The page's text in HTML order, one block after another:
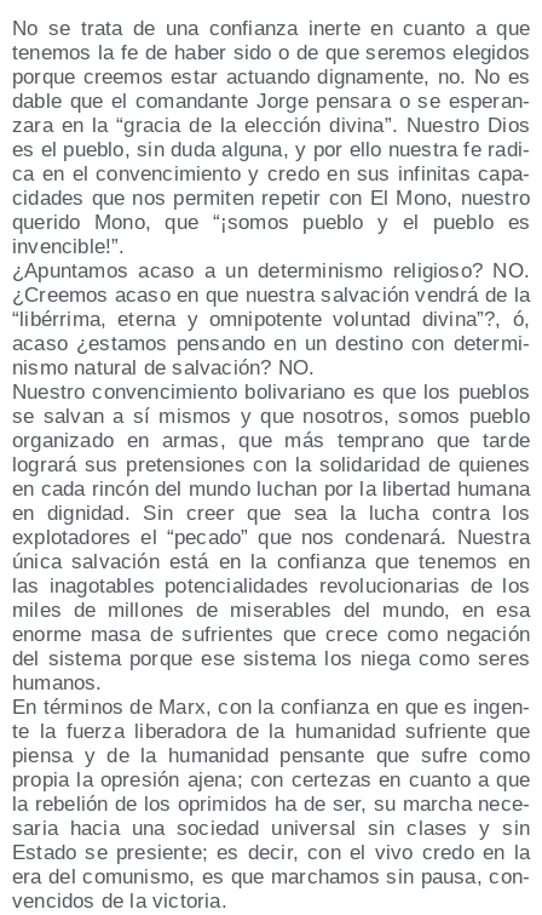
No se tra­ta de una con­fian­za iner­te en cuan­to a que
tene­mos la fe de haber sido o de que sere­mos ele­gi­dos
por­que cree­mos estar actuan­do dig­na­men­te, no. No es
dable que el coman­dan­te Jor­ge pen­sa­ra o se espe­ran­
za­ra en la “gra­cia de la elec­ción divi­na”. Nues­tro Dios
es el pue­blo, sin duda algu­na, y por ello nues­tra fe radi­
ca en el con­ven­ci­mien­to y cre­do en sus infi­ni­tas capa­
ci­da­des que nos per­mi­ten repe­tir con El Mono, nues­tro
que­ri­do Mono, que “¡somos pue­blo y el pue­blo es
invencible!”.
¿Apun­ta­mos aca­so a un deter­mi­nis­mo reli­gio­so? NO.
¿Cree­mos aca­so en que nues­tra sal­va­ción ven­drá de la
“libé­rri­ma, eter­na y omni­po­ten­te volun­tad divi­na”?, ó,
aca­so ¿esta­mos pen­san­do en un des­tino con deter­mi­
nis­mo natu­ral de sal­va­ción? NO.
Nues­tro con­ven­ci­mien­to boli­va­riano es que los pue­blos
se sal­van a sí mis­mos y que noso­tros, somos pue­blo
orga­ni­za­do en armas, que más tem­prano que tar­de
logra­rá sus pre­ten­sio­nes con la soli­da­ri­dad de quie­nes
en cada rin­cón del mun­do luchan por la liber­tad huma­na
en dig­ni­dad. Sin creer que sea la lucha con­tra los
explo­ta­do­res el “peca­do” que nos con­de­na­rá. Nues­tra
úni­ca sal­va­ción está en la con­fian­za que tene­mos en
las inago­ta­bles poten­cia­li­da­des revo­lu­cio­na­rias de los
miles de millo­nes de mise­ra­bles del mun­do, en esa
enor­me masa de sufrien­tes que cre­ce como nega­ción
del sis­te­ma por­que ese sis­te­ma los nie­ga como seres
humanos.
En tér­mi­nos de Marx, con la con­fian­za en que es ingen­
te la fuer­za libe­ra­do­ra de la huma­ni­dad sufrien­te que
pien­sa y de la huma­ni­dad pen­san­te que sufre como
pro­pia la opre­sión aje­na; con cer­te­zas en cuan­to a que
la rebe­lión de los opri­mi­dos ha de ser, su mar­cha nece­
sa­ria hacia una socie­dad uni­ver­sal sin cla­ses y sin
Esta­do se pre­sien­te; es decir, con el vivo cre­do en la
era del comu­nis­mo, es que mar­cha­mos sin pau­sa, con­
ven­ci­dos de la victoria.